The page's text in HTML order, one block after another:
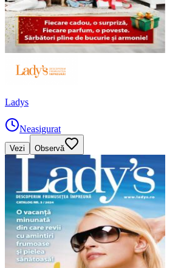
Ladys
Neasigurat
Vezi Observă